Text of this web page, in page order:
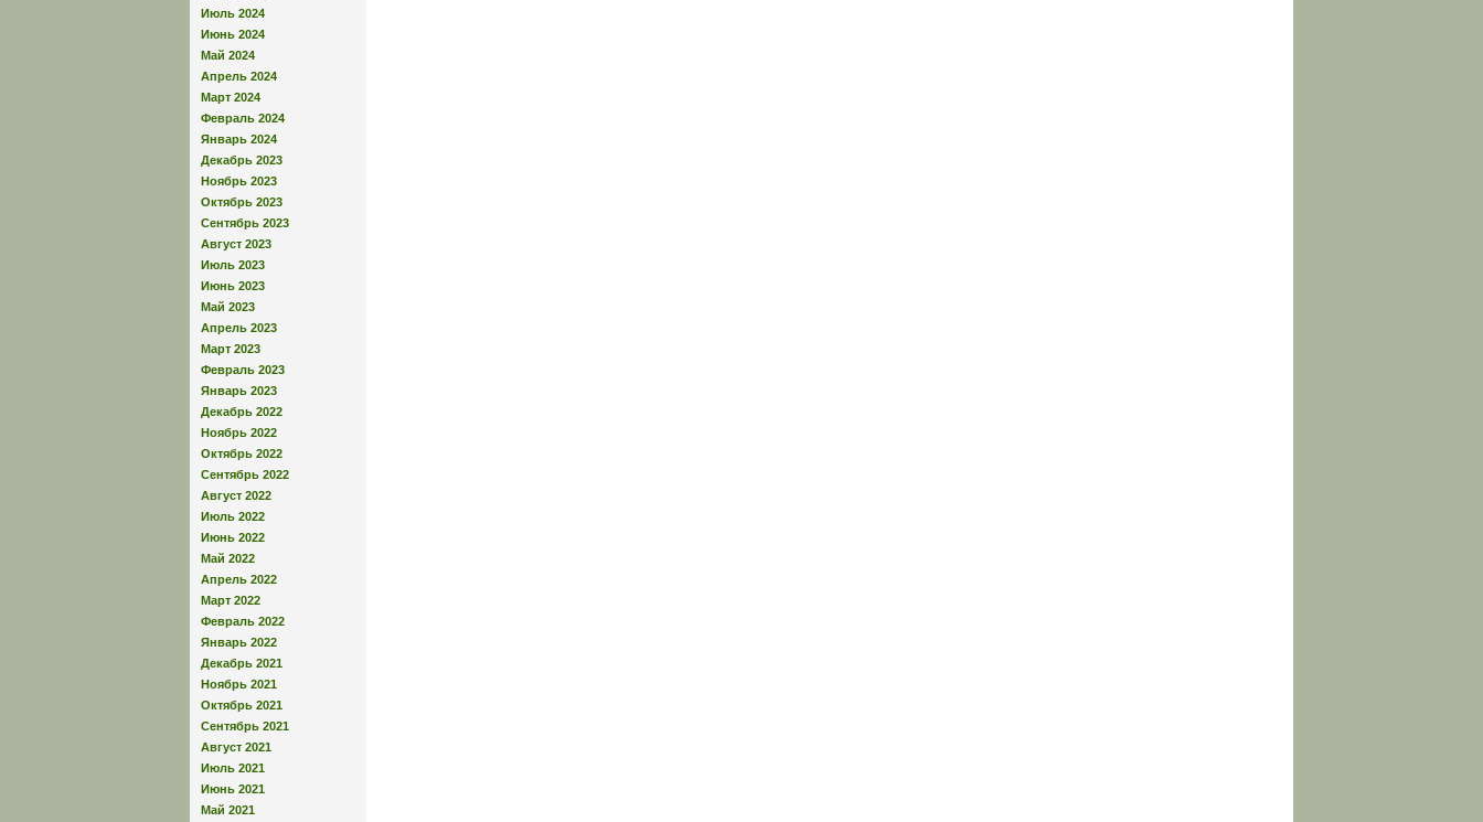
Июль 2024
Июнь 2024
Май 2024
Апрель 2024
Март 2024
Февраль 2024
Январь 2024
Декабрь 2023
Ноябрь 2023
Октябрь 2023
Сентябрь 2023
Август 2023
Июль 2023
Июнь 2023
Май 2023
Апрель 2023
Март 2023
Февраль 2023
Январь 2023
Декабрь 2022
Ноябрь 2022
Октябрь 2022
Сентябрь 2022
Август 2022
Июль 2022
Июнь 2022
Май 2022
Апрель 2022
Март 2022
Февраль 2022
Январь 2022
Декабрь 2021
Ноябрь 2021
Октябрь 2021
Сентябрь 2021
Август 2021
Июль 2021
Июнь 2021
Май 2021